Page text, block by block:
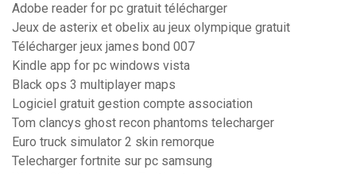
Adobe reader for pc gratuit télécharger
Jeux de asterix et obelix au jeux olympique gratuit
Télécharger jeux james bond 007
Kindle app for pc windows vista
Black ops 3 multiplayer maps
Logiciel gratuit gestion compte association
Tom clancys ghost recon phantoms telecharger
Euro truck simulator 2 skin remorque
Telecharger fortnite sur pc samsung